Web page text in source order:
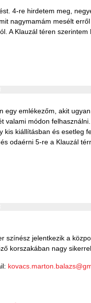
4-re hirdetem meg,
nagymamám mesélt
A Klauzál téren
egy emlékezőm, akit
valami módon felhasználni.
kiállításban és esetleg
odaérni 5-re a Klauzál
színész jelentkezik a
korszakában nagy